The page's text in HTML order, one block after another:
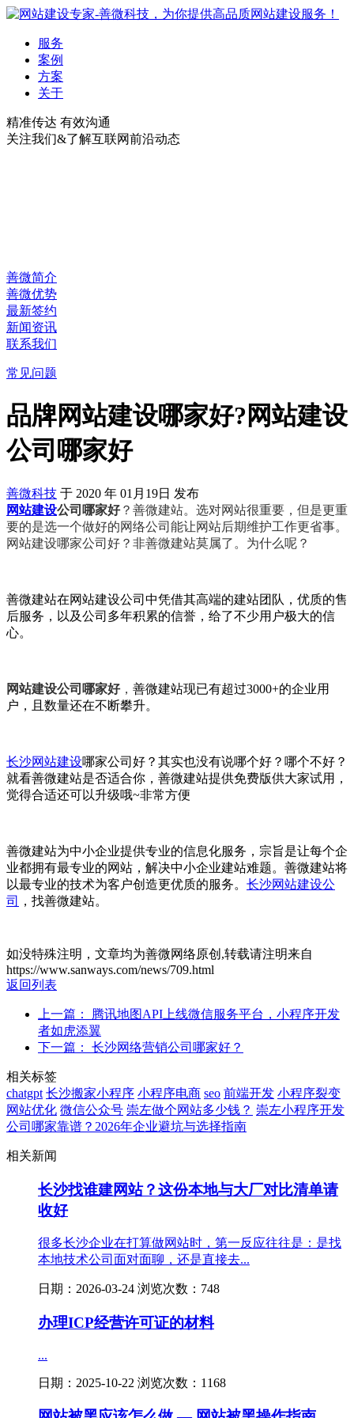
服务
案例
方案
关于
精准传达 有效沟通
关注我们&了解互联网前沿动态
善微简介
善微优势
最新签约
新闻资讯
联系我们
常见问题
品牌网站建设哪家好?网站建设
公司哪家好
善微科技 于 2020 年 01月19日 发布
网站建设公司哪家好？善微建站。选对网站很重要，但是更重
要的是选一个做好的网络公司能让网站后期维护工作更省事。
网站建设哪家公司好？非善微建站莫属了。为什么呢？
善微建站在网站建设公司中凭借其高端的建站团队，优质的售
后服务，以及公司多年积累的信誉，给了不少用户极大的信
心。
网站建设公司哪家好， 善微建站现已有超过3000+的企业用
户，且数量还在不断攀升。
长沙网站建设哪家公司好？其实也没有说哪个好？哪个不好？
就看善微建站是否适合你，善微建站提供免费版供大家试用，
觉得合适还可以升级哦~非常方便
善微建站为中小企业提供专业的信息化服务，宗旨是让每个企
业都拥有最专业的网站，解决中小企业建站难题。善微建站将
以最专业的技术为客户创造更优质的服务。 长沙网站建设公
司
，找善微建站。
如没特殊注明，文章均为善微网络原创,转载请注明来自
https://www.sanways.com/news/709.html
返回列表
上一篇： 腾讯地图API上线微信服务平台，小程序开发
者如虎添翼
下一篇： 长沙网络营销公司哪家好？
相关标签
chatgpt 长沙搬家小程序 小程序电商 seo 前端开发 小程序裂变
网站优化 微信公众号 崇左做个网站多少钱？ 崇左小程序开发
公司哪家靠谱？2026年企业避坑与选择指南
相关新闻
长沙找谁建网站？这份本地与大厂对比清单请
收好
很多长沙企业在打算做网站时，第一反应往往是：是找
本地技术公司面对面聊，还是直接去...
日期：2026-03-24 浏览次数：748
办理ICP经营许可证的材料
...
日期：2025-10-22 浏览次数：1168